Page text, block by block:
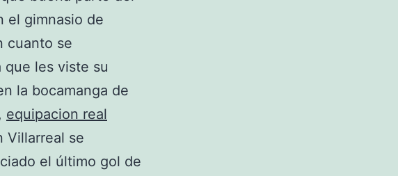
el gimnasio de
cuanto se
que les viste su
la bocamanga de
equipacion real
Villarreal se
el último gol de